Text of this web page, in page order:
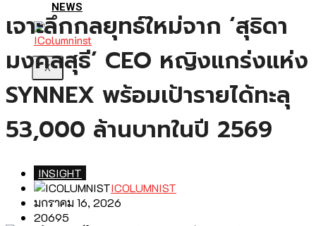
NEWS
X
เจาะลึกกลยุทธ์ใหม่จาก ‘สุธิดา
มงคลสุธี’ CEO หญิงแกร่งแห่ง
SYNNEX พร้อมเป้ารายได้ทะลุ
53,000 ล้านบาทในปี 2569
INSIGHT
ICOLUMNIST
มกราคม 16, 2026
20695